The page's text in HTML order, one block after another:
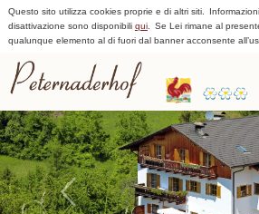
Questo sito utilizza cookies proprie e di altri siti.
disattivazione sono disponibili qui.
Se Lei rimane al
qualunque elemento al di fuori dal banner acconsente